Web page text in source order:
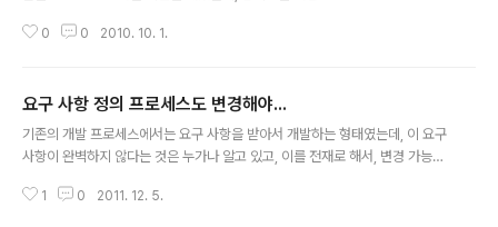
방법론을 사용할때, 각 Iteration이 약 4~6주라고 가정하
머지 65%가 개발에 소요된다. 이 65%기간 동안 매일 2
5% 정도는 다른 잡무 (회의,코드리뷰등)에 소요되고 남는
시간인 75%만 개발 관련 작업에 사용되는데, 그중에서도
보면 다음과 같다. Design 시간 = Coding 시간 * 0.1 실
0 0 2010. 10. 1.
요구 사항 정의 프로세스도 변경해야...
기존의 개발 프로세스에서는 요구 사항을 받아서 개발하는 형태였는데, 이 요구
사항이 완벽하지 않다는 것은 누가나 알고 있고, 이를 전재로 해서, 변경 가능한
뿐만 아니라, 요구 사항을 수집하는 관점도 변화가 필요한데 요구 사항은 고객
1 0 2011. 12. 5.